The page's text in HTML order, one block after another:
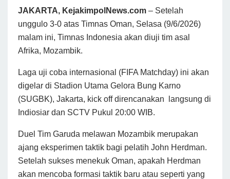
JAKARTA, KejakimpolNews.com – Setelah
unggulo 3-0 atas Timnas Oman, Selasa (9/6/2026)
malam ini, Timnas Indonesia akan diuji tim asal
Afrika, Mozambik.
Laga uji coba internasional (FIFA Matchday) ini akan
digelar di Stadion Utama Gelora Bung Karno
(SUGBK), Jakarta, kick off direncanakan langsung di
Indiosiar dan SCTV Pukul 20:00 WIB.
Duel Tim Garuda melawan Mozambik merupakan
ajang eksperimen taktik bagi pelatih John Herdman.
Setelah sukses menekuk Oman, apakah Herdman
akan mencoba formasi taktik baru atau seperti yang